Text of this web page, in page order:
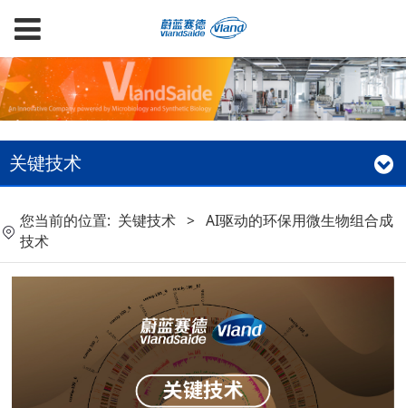
关键技术
您当前的位置: 关键技术 > AI驱动的环保用微生物组合成
技术